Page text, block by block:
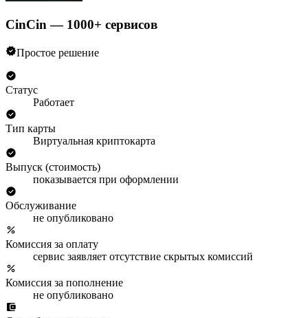
CinCin — 1000+ сервисов
Простое решение
Статус
Работает
Тип карты
Виртуальная криптокарта
Выпуск (стоимость)
показывается при оформлении
Обслуживание
не опубликовано
Комиссия за оплату
сервис заявляет отсутствие скрытых комиссий
Комиссия за пополнение
не опубликовано